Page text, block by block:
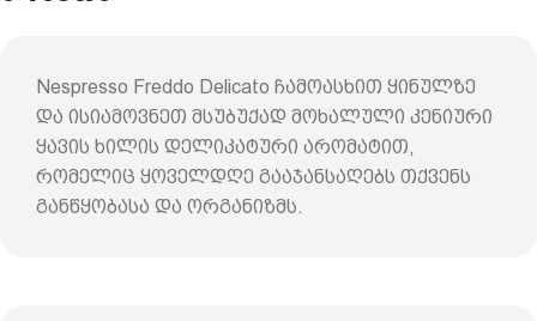
Nespresso Freddo Delicato ჩამოასხით ყინულზე
და ისიამოვნეთ მსუბუქად მოხალული კენიური
ყავის ხილის დელიკატური არომატით,
რომელიც ყოველდღე გააჯანსაღებს თქვენს
განწყობასა და ორგანიზმს.